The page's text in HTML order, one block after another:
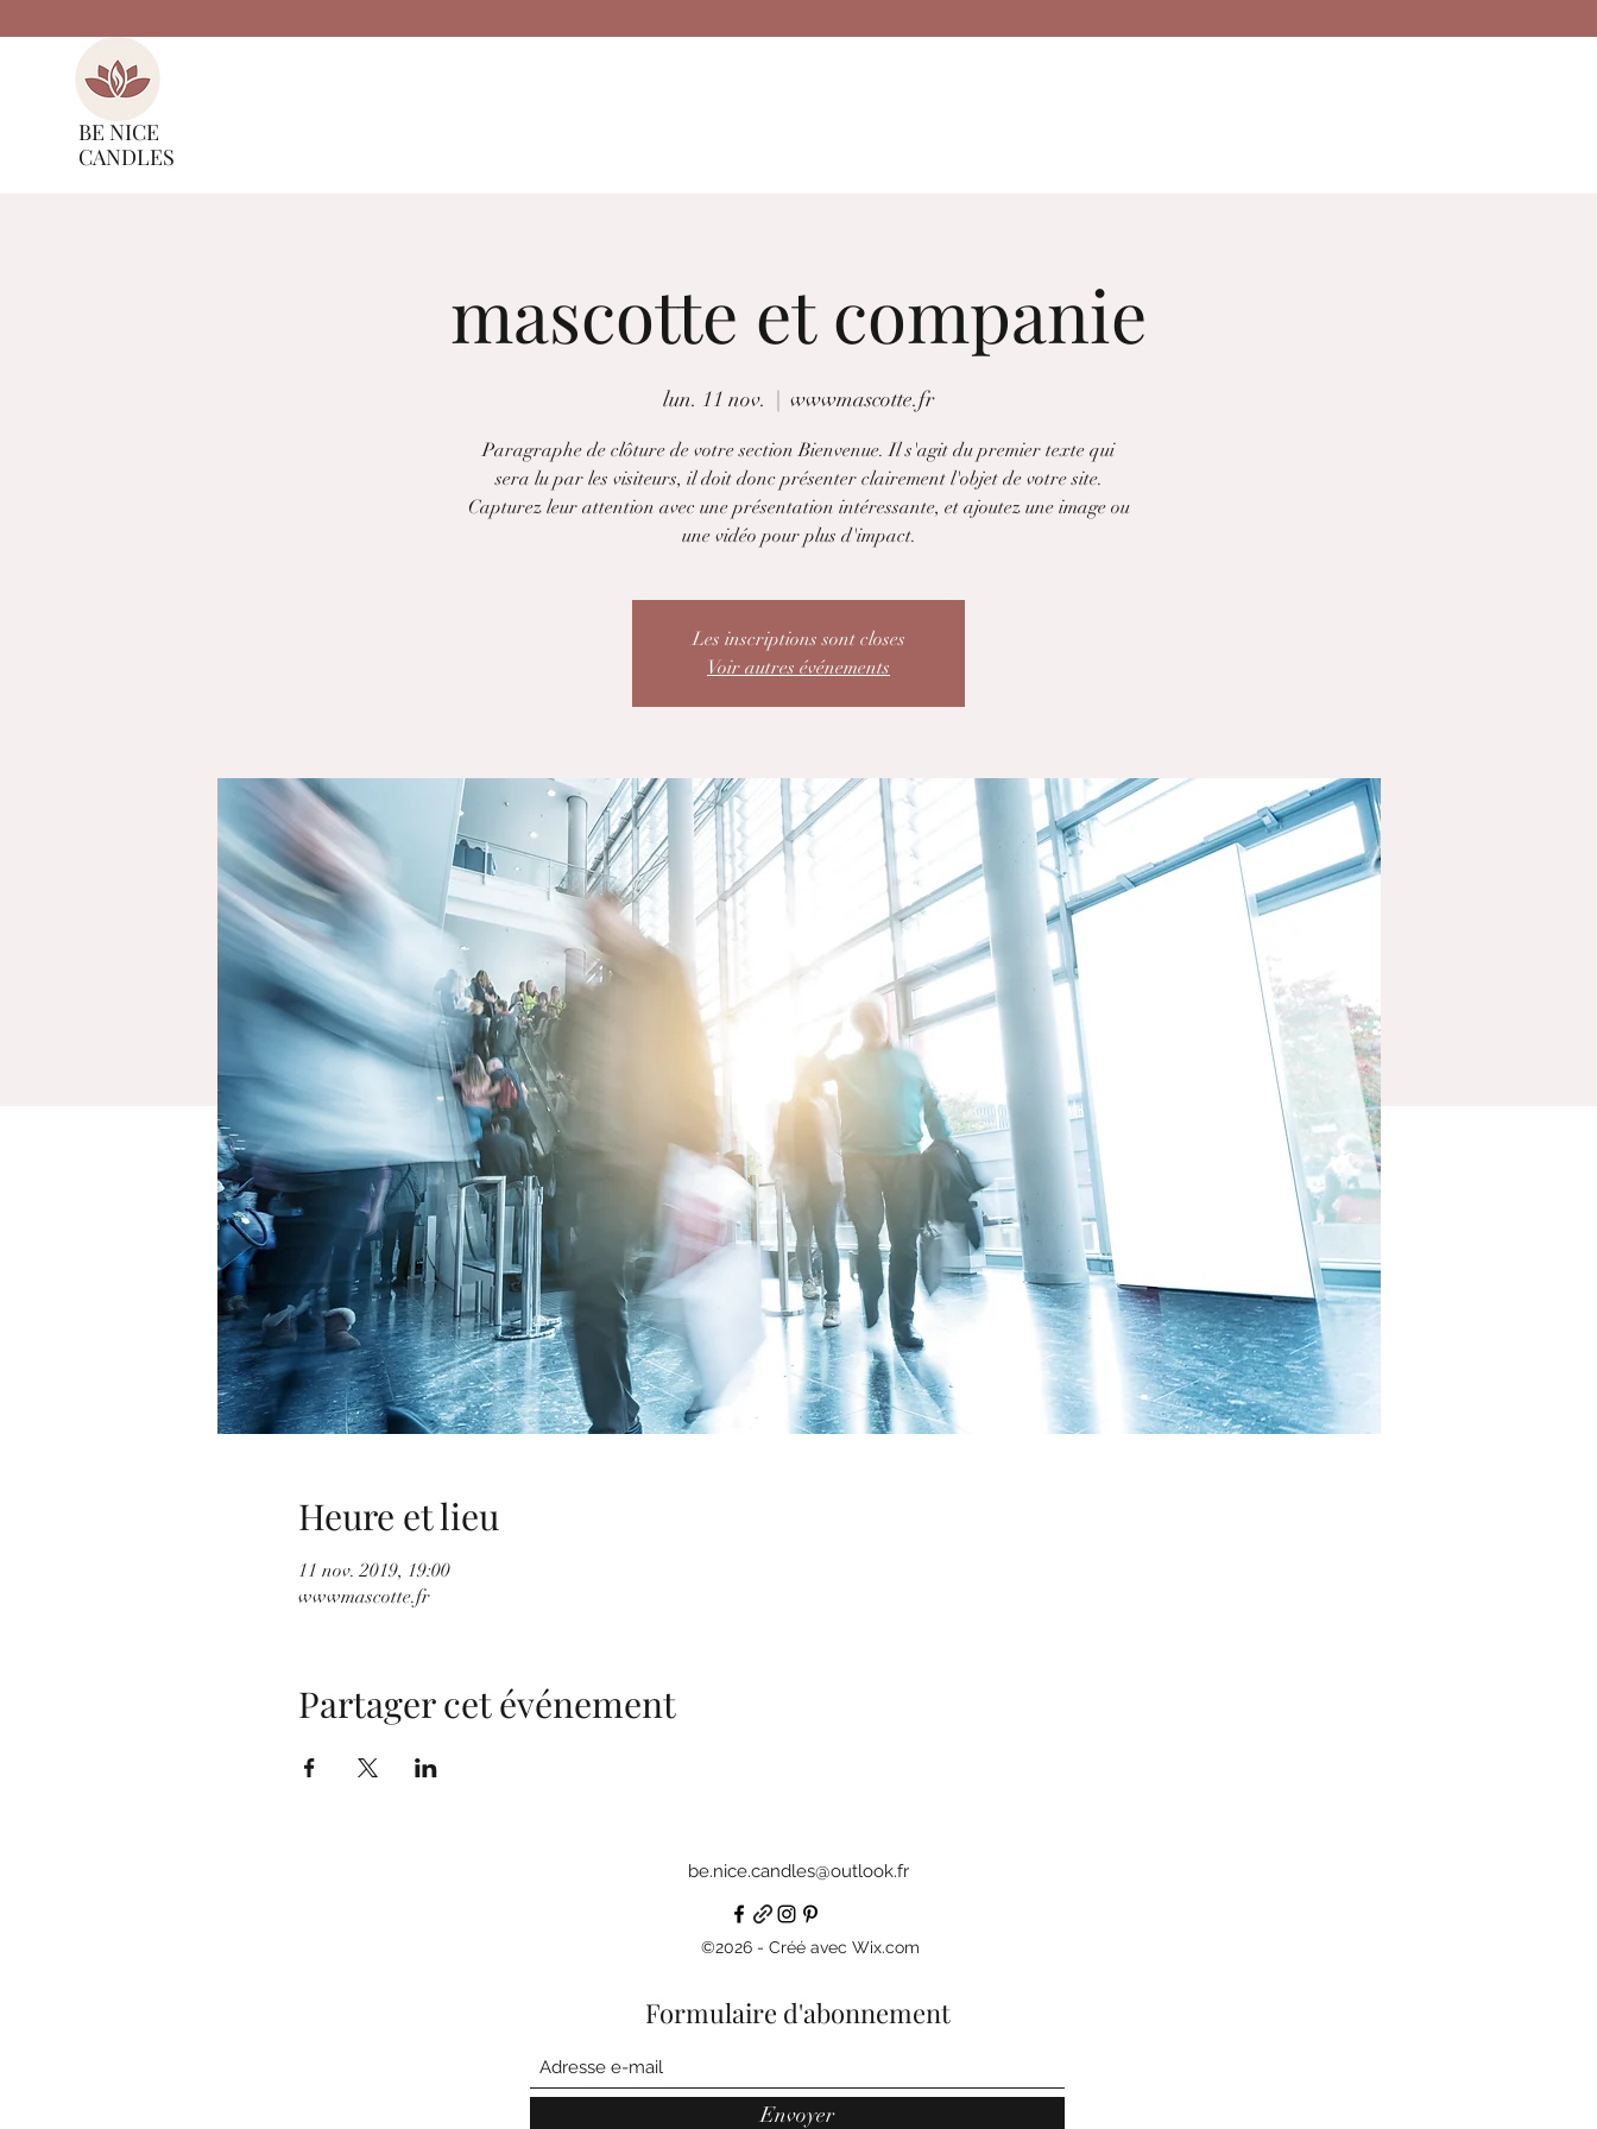
BE NICE
CANDLES
mascotte et companie
lun. 11 nov. wwwmascotte.fr
Paragraphe de clôture de votre section Bienvenue. Il s'agit du premier texte qui
sera lu par les visiteurs, il doit donc présenter clairement l'objet de votre site.
Capturez leur attention avec une présentation intéressante, et ajoutez une image ou
une vidéo pour plus d'impact.
Les inscriptions sont closes
Voir autres événements
Heure et lieu
11 nov. 2019, 19:00
wwwmascotte.fr
Partager cet événement
be.nice.candles@outlook.fr
©2026 - Créé avec Wix.com
Formulaire d'abonnement
Envoyer